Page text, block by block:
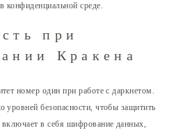
конфиденциальной среде.
при
Кракена
номер один при работе с даркнетом.
уровней безопасности, чтобы защитить
включает в себя шифрование данных,